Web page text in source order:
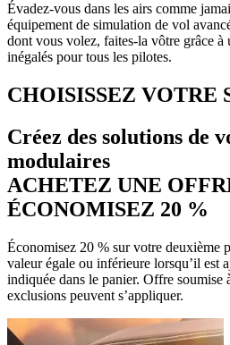
Évadez-vous dans les airs comme
équipement de simulation de vol
dont vous volez, faites-la vôtre grâce à
inégalés pour tous les pilotes.
CHOISISSEZ VOTRE
Créez des solutions de
modulaires
ACHETEZ UNE
ÉCONOMISEZ 20 %
Économisez 20 % sur votre deuxième
valeur égale ou inférieure lorsqu’il est
indiquée dans le panier. Offre soumise
exclusions peuvent s’appliquer.